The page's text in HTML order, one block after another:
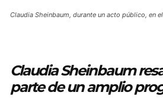
Claudia Sheinbaum, durante un acto público, en
Claudia Sheinbaum
parte de un amplio